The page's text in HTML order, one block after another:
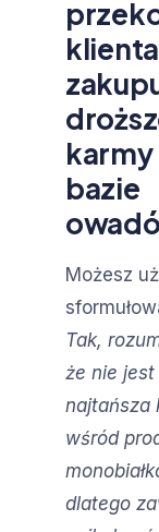
karmy
bazie
Możesz
Tak,
że nie
najtańsza
wśród
dlatego